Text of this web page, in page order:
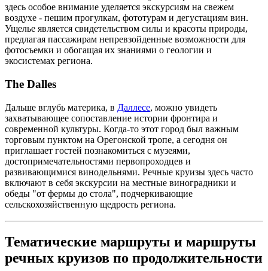
здесь особое внимание уделяется экскурсиям на свежем
воздухе - пешим прогулкам, фототурам и дегустациям вин.
Ущелье является свидетельством силы и красоты природы,
предлагая пассажирам непревзойденные возможности для
фотосъемки и обогащая их знаниями о геологии и
экосистемах региона.
The Dalles
Дальше вглубь материка, в Даллесе, можно увидеть
захватывающее сопоставление истории фронтира и
современной культуры. Когда-то этот город был важным
торговым пунктом на Орегонской тропе, а сегодня он
приглашает гостей познакомиться с музеями,
достопримечательностями первопроходцев и
развивающимися винодельнями. Речные круизы здесь часто
включают в себя экскурсии на местные виноградники и
обеды "от фермы до стола", подчеркивающие
сельскохозяйственную щедрость региона.
Тематические маршруты и маршруты
речных круизов по продолжительности